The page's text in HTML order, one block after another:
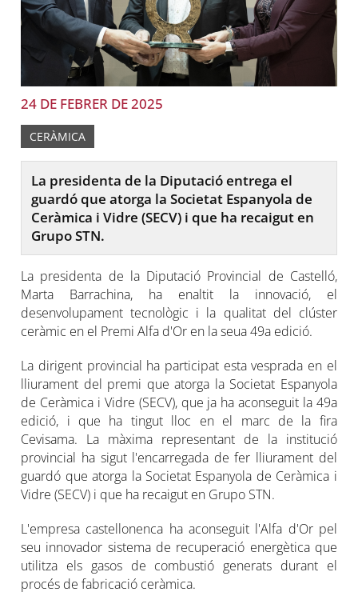
24 DE FEBRER DE 2025
CERÀMICA
La presidenta de la Diputació entrega el
guardó que atorga la Societat Espanyola de
Ceràmica i Vidre (SECV) i que ha recaigut en
Grupo STN.
La presidenta de la Diputació Provincial de Castelló,
Marta Barrachina, ha enaltit la innovació, el
desenvolupament tecnològic i la qualitat del clúster
ceràmic en el Premi Alfa d'Or en la seua 49a edició.
La dirigent provincial ha participat esta vesprada en el
lliurament del premi que atorga la Societat Espanyola
de Ceràmica i Vidre (SECV), que ja ha aconseguit la 49a
edició, i que ha tingut lloc en el marc de la fira
Cevisama. La màxima representant de la institució
provincial ha sigut l'encarregada de fer lliurament del
guardó que atorga la Societat Espanyola de Ceràmica i
Vidre (SECV) i que ha recaigut en Grupo STN.
L'empresa castellonenca ha aconseguit l'Alfa d'Or pel
seu innovador sistema de recuperació energètica que
utilitza els gasos de combustió generats durant el
procés de fabricació ceràmica.